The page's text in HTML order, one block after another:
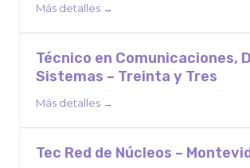
Más detalles
Técnico en Comunicaciones,
Sistemas – Treinta y Tres
Más detalles
Tec Red de Núcleos –